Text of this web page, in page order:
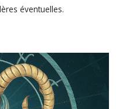
éventuelles.